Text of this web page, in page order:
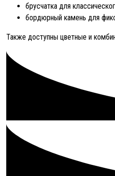
брусчатка для
бордюрный камень для
Также доступны цветные и